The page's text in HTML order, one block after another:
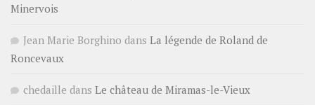
Minervois
Jean Marie Borghino dans La légende de Roland de
Roncevaux
chedaille dans Le château de Miramas-le-Vieux